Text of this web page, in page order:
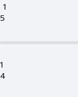
1
5
1
4